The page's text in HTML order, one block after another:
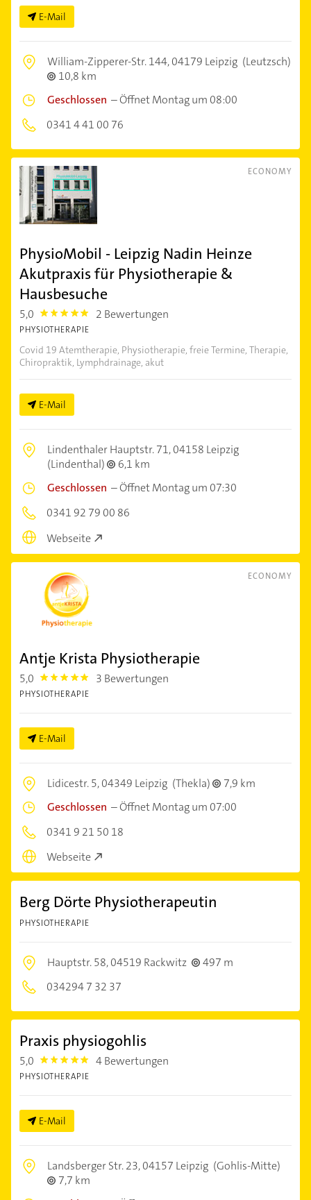
E-Mail
William-Zipperer-Str. 144,04179 Leipzig (Leutzsch)
10,8 km
Geschlossen –Öffnet Montag um 08:00
0341 4 41 00 76
ECONOMY
PhysioMobil - Leipzig Nadin Heinze
Akutpraxis für Physiotherapie &
Hausbesuche
5,0 5.0 2 Bewertungen
PHYSIOTHERAPIE
Covid 19 Atemtherapie, Physiotherapie, freie Termine, Therapie,
Chiropraktik, Lymphdrainage, akut
E-Mail
Lindenthaler Hauptstr. 71,04158 Leipzig
(Lindenthal)
6,1 km
Geschlossen –Öffnet Montag um 07:30
0341 92 79 00 86
Webseite
ECONOMY
Antje Krista Physiotherapie
5,0 5.0 3 Bewertungen
PHYSIOTHERAPIE
E-Mail
Lidicestr. 5,04349 Leipzig (Thekla)
7,9 km
Geschlossen –Öffnet Montag um 07:00
0341 9 21 50 18
Webseite
Berg Dörte Physiotherapeutin
PHYSIOTHERAPIE
Hauptstr. 58,04519 Rackwitz
497 m
034294 7 32 37
Praxis physiogohlis
5,0 5.0 4 Bewertungen
PHYSIOTHERAPIE
E-Mail
Landsberger Str. 23,04157 Leipzig (Gohlis-Mitte)
7,7 km